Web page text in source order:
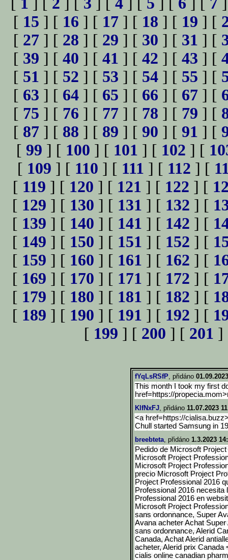
[ 15 ] [ 16 ] [ 17 ] [ 18 ] [ 19 ] [
[ 27 ] [ 28 ] [ 29 ] [ 30 ] [ 31 ] [
[ 39 ] [ 40 ] [ 41 ] [ 42 ] [ 43 ] [
[ 51 ] [ 52 ] [ 53 ] [ 54 ] [ 55 ] [
[ 63 ] [ 64 ] [ 65 ] [ 66 ] [ 67 ] [
[ 75 ] [ 76 ] [ 77 ] [ 78 ] [ 79 ] [
[ 87 ] [ 88 ] [ 89 ] [ 90 ] [ 91 ] [
[ 99 ] [ 100 ] [ 101 ] [ 102 ] [
[ 109 ] [ 110 ] [ 111 ] [ 112 ] [
[ 119 ] [ 120 ] [ 121 ] [ 122 ] [
[ 129 ] [ 130 ] [ 131 ] [ 132 ] [
[ 139 ] [ 140 ] [ 141 ] [ 142 ] [
[ 149 ] [ 150 ] [ 151 ] [ 152 ] [
[ 159 ] [ 160 ] [ 161 ] [ 162 ] [
[ 169 ] [ 170 ] [ 171 ] [ 172 ] [
[ 179 ] [ 180 ] [ 181 ] [ 182 ] [
[ 189 ] [ 190 ] [ 191 ] [ 192 ] [
[ 199 ] [ 200 ] [ 201 ]
fYqLsRSfP, přidáno
This month I took my first
href=https://
KlfNxFJ, přidáno 11.07.2023
<a href=https://
Chull started Samsung in
breebteta, přidáno 1.3.2023
Pedido de Microsoft
Microsoft Project
Microsoft Project
precio Microsoft Project
Project Professional 2016
Professional 2016
Professional 2016 en
Microsoft Project
sans ordonnance, Super
Avana acheter Achat
sans ordonnance, Alerid
Canada, Achat Alerid
acheter, Alerid prix
cialis online canadian